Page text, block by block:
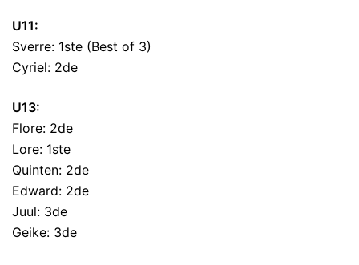
U11:
Sverre: 1ste (Best of 3)
Cyriel: 2de
U13:
Flore: 2de
Lore: 1ste
Quinten: 2de
Edward: 2de
Juul: 3de
Geike: 3de